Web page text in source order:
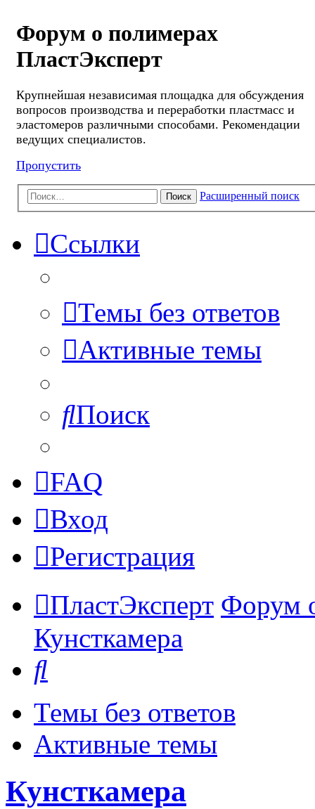
Форум о полимерах
ПластЭксперт
Крупнейшая независимая площадка для обсуждения
вопросов производства и переработки пластмасс и
эластомеров различными способами. Рекомендации
ведущих специалистов.
Пропустить
Поиск Расширенный поиск
Ссылки
Темы без ответов
Активные темы
Поиск
FAQ
Вход
Регистрация
ПластЭксперт Форум
Кунсткамера
Темы без ответов
Активные темы
Кунсткамера